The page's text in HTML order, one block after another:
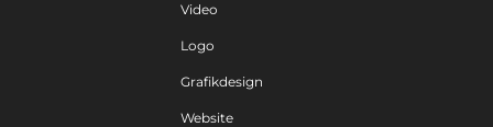
Video
Logo
Grafikdesign
Website